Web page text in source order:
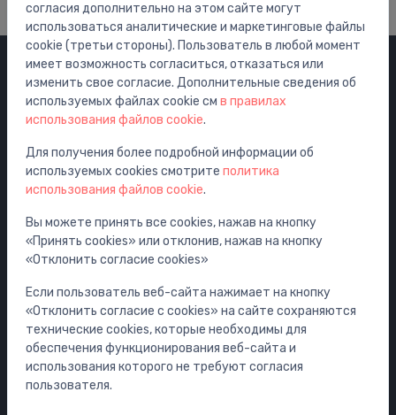
Категории
Распродажа
Смесители
Раковины
Унитазы
Ванны
Душ
Мебель
Инсталляции
Сифоны
Водостоки для пола и ванной
согласия дополнительно на этом сайте могут
использоваться аналитические и маркетинговые файлы
cookie (третьи стороны). Пользователь в любой момент
имеет возможность согласиться, отказаться или
изменить свое согласие. Дополнительные сведения об
используемых файлах cookie см в правилах
использования файлов cookie.
Для получения более подробной информации об
используемых cookies смотрите политика
использования файлов cookie.
Вы можете принять все cookies, нажав на кнопку
«Принять cookies» или отклонив, нажав на кнопку
«Отклонить согласие cookies»
Если пользователь веб-сайта нажимает на кнопку
«Отклонить согласие с cookies» на сайте сохраняются
технические cookies, которые необходимы для
обеспечения функционирования веб-сайта и
использования которого не требуют согласия
пользователя.